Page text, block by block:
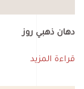
دهان ذهبي روز
قراءة المزيد